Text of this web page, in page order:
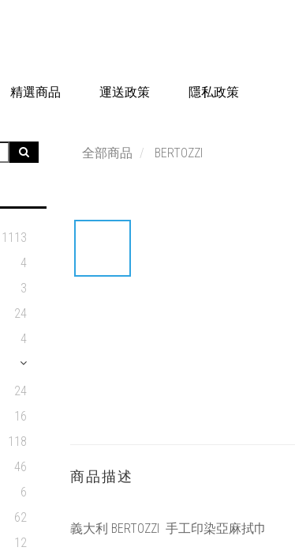
精選商品 運送政策 隱私政策
1113
4
3
24
4
24
16
118
46
6
62
12
全部商品 BERTOZZI
商品描述
義大利 BERTOZZI 手工印染亞麻拭巾